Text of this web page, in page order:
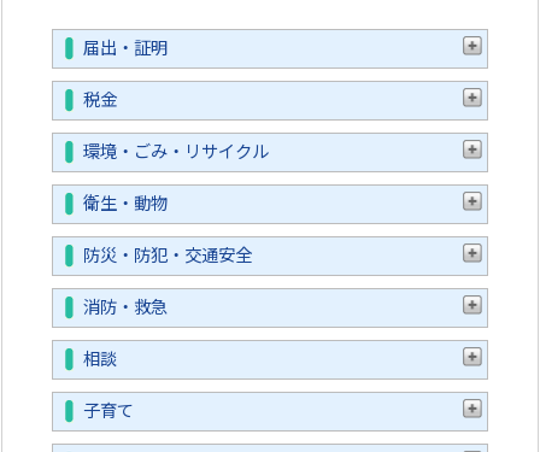
届出・証明
税金
環境・ごみ・リサイクル
衛生・動物
防災・防犯・交通安全
消防・救急
相談
子育て